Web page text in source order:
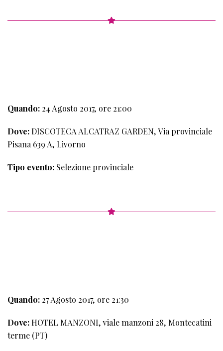
Quando: 24 Agosto 2017, ore 21:00
Dove:DISCOTECA ALCATRAZ GARDEN, Via provinciale
Pisana 639 A, Livorno
Tipo evento: Selezione provinciale
Quando: 27 Agosto 2017, ore 21:30
Dove:HOTEL MANZONI, viale manzoni 28, Montecatini
terme (PT)